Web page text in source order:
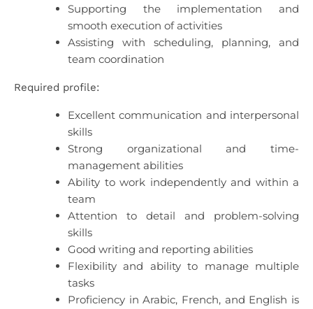
Supporting the implementation and
smooth execution of activities
Assisting with scheduling, planning, and
team coordination
Required profile:
Excellent communication and interpersonal
skills
Strong organizational and time-
management abilities
Ability to work independently and within a
team
Attention to detail and problem-solving
skills
Good writing and reporting abilities
Flexibility and ability to manage multiple
tasks
Proficiency in Arabic, French, and English is